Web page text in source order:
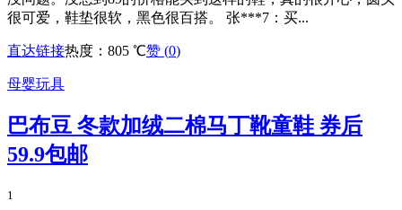
很可爱，鞋垫很软，黑色很百搭。 张***7：买...
直达链接热度：805 ℃赞 (0)
母婴玩具
巴布豆 冬款加绒二棉马丁靴童鞋 券后
59.9包邮
1